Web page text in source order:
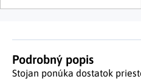
Podrobný popis
Stojan ponúka dostatok